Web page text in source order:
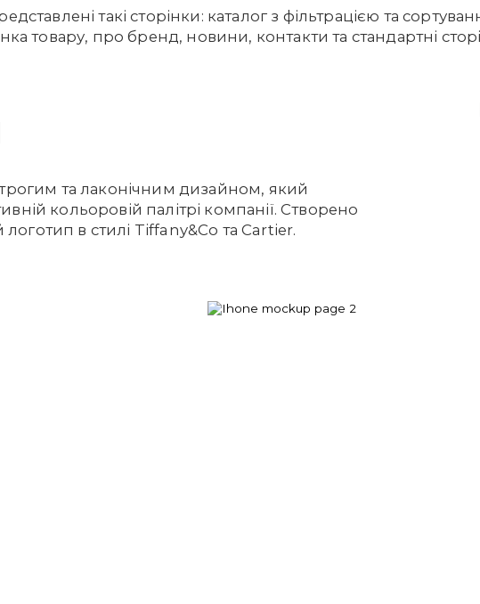
такі сторінки: каталог з фільтрацією та
товару, про бренд, новини, контакти та стандартні
та лаконічним дизайном, який
кольоровій палітрі компанії. Створено
в стилі Tiffany&Co та Cartier.